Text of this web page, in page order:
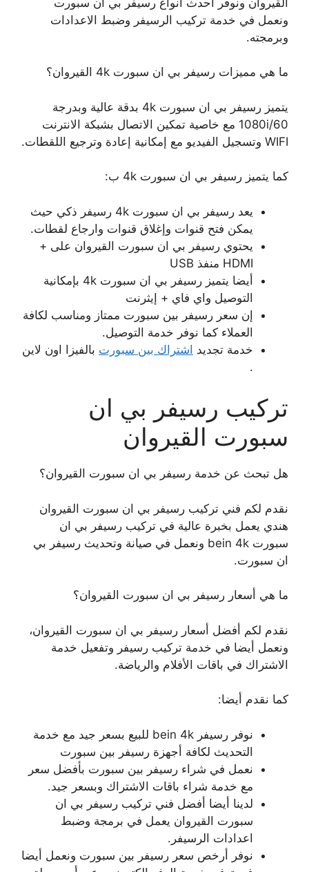
ونعمل في خدمة تركيب الرسيفر وضبط الاعدادات
وبرمجته.
ما هي مميزات رسيفر بي ان سبورت 4k القيروان؟
يتميز رسيفر بي ان سبورت 4k بدقة عالية وبدرجة
1080i/60 مع خاصية تمكين الاتصال بشبكة الانترنت
WIFI وتسجيل الفيديو مع إمكانية إعادة وترجيع اللقطات.
كما يتميز رسيفر بي ان سبورت 4k ب:
يعد رسيفر بي ان سبورت 4k رسيفر ذكي حيث
يمكن فتح قنوات وإغلاق قنوات وارجاع لقطات.
يحتوي رسيفر بي ان سبورت القيروان على +
HDMI منفذ USB
أيضا يتميز رسيفر بي ان سبورت 4k بإمكانية
التوصيل واي فاي + إيثرنت
إن سعر رسيفر بين سبورت ممتاز ومناسب لكافة
العملاء كما نوفر خدمة التوصيل.
خدمة تجديد اشتراك بين سبورت بالفيزا اون لاين
.
تركيب رسيفر بي ان
سبورت القيروان
هل تبحث عن خدمة رسيفر بي ان سبورت القيروان؟
نقدم لكم فني تركيب رسيفر بي ان سبورت القيروان
هندي يعمل بخبرة عالية في تركيب رسيفر بي ان
سبورت bein 4k ونعمل في صيانة وتحديث رسيفر بي
ان سبورت.
ما هي أسعار رسيفر بي ان سبورت القيروان؟
نقدم لكم أفضل أسعار رسيفر بي ان سبورت القيروان،
ونعمل أيضا في خدمة تركيب رسيفر وتفعيل خدمة
الاشتراك في باقات الأفلام والرياضة.
كما نقدم أيضا:
نوفر رسيفر bein 4k للبيع بسعر جيد مع خدمة
التحديث لكافة أجهزة رسيفر بين سبورت
نعمل في شراء رسيفر بين سبورت بأفضل سعر
مع خدمة شراء باقات الاشتراك وبسعر جيد.
لدينا أيضا أفضل فني تركيب رسيفر بي ان
سبورت القيروان يعمل في برمجة وضبط
اعدادات الرسيفر.
نوفر أرخص سعر رسيفر بين سبورت ونعمل أيضا